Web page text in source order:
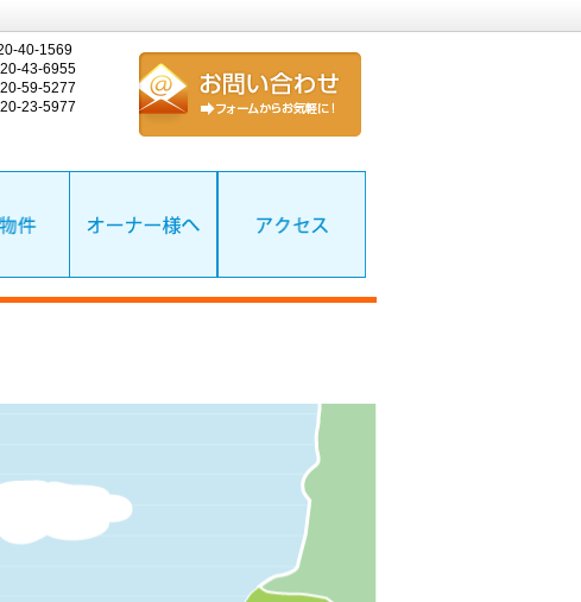
40-1569
43-6955
59-5277
23-5977